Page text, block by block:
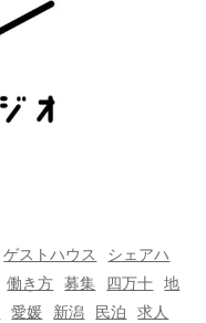
ゲストハウス
シェアハ
働き方 募集 四万十
地
愛媛 新潟 民泊 求人